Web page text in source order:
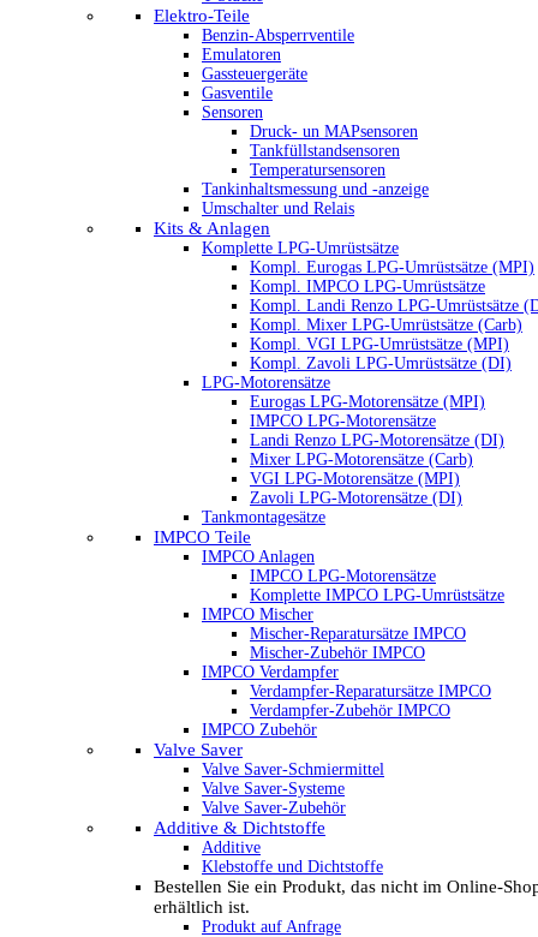
Elektro-Teile
Benzin-Absperrventile
Emulatoren
Gassteuergeräte
Gasventile
Sensoren
Druck- un MAPsensoren
Tankfüllstandsensoren
Temperatursensoren
Tankinhaltsmessung und -anzeige
Umschalter und Relais
Kits & Anlagen
Komplette LPG-Umrüstsätze
Kompl. Eurogas LPG-Umrüstsätze (MPI)
Kompl. IMPCO LPG-Umrüstsätze
Kompl. Landi Renzo LPG-Umrüstsätze
Kompl. Mixer LPG-Umrüstsätze (Carb)
Kompl. VGI LPG-Umrüstsätze (MPI)
Kompl. Zavoli LPG-Umrüstsätze (DI)
LPG-Motorensätze
Eurogas LPG-Motorensätze (MPI)
IMPCO LPG-Motorensätze
Landi Renzo LPG-Motorensätze (DI)
Mixer LPG-Motorensätze (Carb)
VGI LPG-Motorensätze (MPI)
Zavoli LPG-Motorensätze (DI)
Tankmontagesätze
IMPCO Teile
IMPCO Anlagen
IMPCO LPG-Motorensätze
Komplette IMPCO LPG-Umrüstsätze
IMPCO Mischer
Mischer-Reparatursätze IMPCO
Mischer-Zubehör IMPCO
IMPCO Verdampfer
Verdampfer-Reparatursätze IMPCO
Verdampfer-Zubehör IMPCO
IMPCO Zubehör
Valve Saver
Valve Saver-Schmiermittel
Valve Saver-Systeme
Valve Saver-Zubehör
Additive & Dichtstoffe
Additive
Klebstoffe und Dichtstoffe
Bestellen Sie ein Produkt, das nicht im Online-
erhältlich ist.
Produkt auf Anfrage